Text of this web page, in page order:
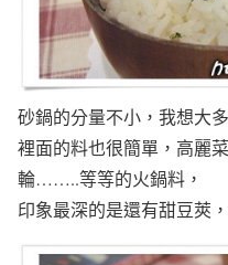
砂鍋的分量不小，我想大
裡面的料也很簡單，高麗
輪……..等等的火鍋料，
印象最深的是還有甜豆莢